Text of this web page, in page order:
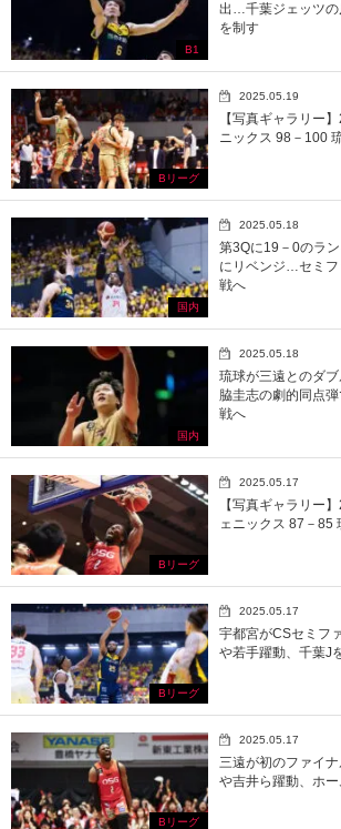
B1
出…千葉ジェッツの
を制す
Bリーグ
2025.05.19
【写真ギャラリー
ニックス 98－100
国内
2025.05.18
第3Qに19－0のラ
にリベンジ…セミフ
戦へ
国内
2025.05.18
琉球が三遠とのダ
脇圭志の劇的同点
戦へ
Bリーグ
2025.05.17
【写真ギャラリー
ェニックス 87－85
Bリーグ
2025.05.17
宇都宮がCSセミフ
や若手躍動、千葉J
Bリーグ
2025.05.17
三遠が初のファイ
や吉井ら躍動、ホ